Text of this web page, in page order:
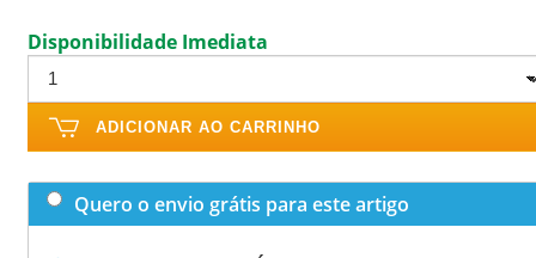
Disponibilidade Imediata
ADICIONAR AO CARRINHO
Quero o envio grátis para este artigo